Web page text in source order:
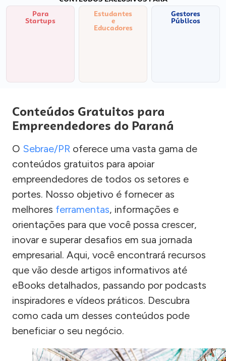
Para
Startups
Estudantes
e
Educadores
Gestores
Públicos
Conteúdos Gratuitos para
Empreendedores do Paraná
O Sebrae/PR oferece uma vasta gama de
conteúdos gratuitos para apoiar
empreendedores de todos os setores e
portes. Nosso objetivo é fornecer as
melhores ferramentas, informações e
orientações para que você possa crescer,
inovar e superar desafios em sua jornada
empresarial. Aqui, você encontrará recursos
que vão desde artigos informativos até
eBooks detalhados, passando por podcasts
inspiradores e vídeos práticos. Descubra
como cada um desses conteúdos pode
beneficiar o seu negócio.